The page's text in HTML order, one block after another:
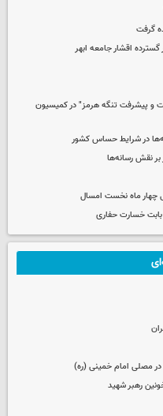
گرفت
اقشار جامعه ابهر
و پیشرفت تنگه هرمز" در کمیسیون
در شرایط حساس کشور
بر نقش رسانه‌ها
بابت خسارت حفاری
در مصلی امام خمینی (ره)
رهبر شهید